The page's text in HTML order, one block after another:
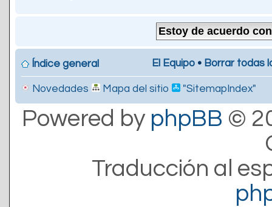
Índice general El Equipo • Borrar todas
Novedades Mapa del sitio "SitemapIndex"
Powered by phpBB ©
Traducción al